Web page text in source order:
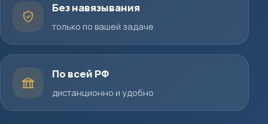
Без навязывания
только по вашей задаче
По всей РФ
дистанционно и удобно